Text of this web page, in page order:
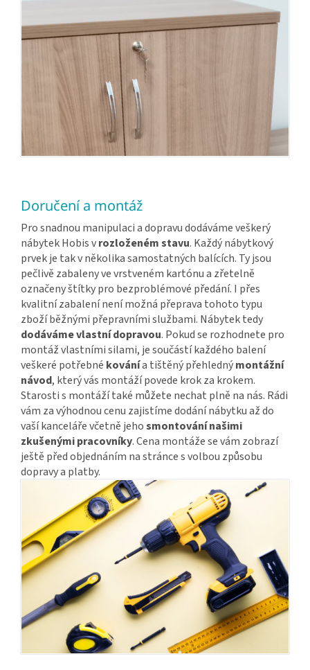
Doručení a montáž
Pro snadnou manipulaci a dopravu dodáváme veškerý
nábytek Hobis vrozloženém stavu. Každý nábytkový
prvek je tak v několika samostatných balících. Ty jsou
pečlivě zabaleny ve vrstveném kartónu a zřetelně
označeny štítky pro bezproblémové předání. I přes
kvalitní zabalení není možná přeprava tohoto typu
zboží běžnými přepravními službami. Nábytek tedy
dodáváme vlastní dopravou. Pokud se rozhodnete pro
montáž vlastními silami, je součástí každého balení
veškeré potřebné kovánía tištěný přehlednýmontážní
návod, který vás montáží povede krok za krokem.
Starosti s montáží také můžete nechat plně na nás. Rádi
vám za výhodnou cenu zajistíme dodání nábytku až do
vaší kanceláře včetně jehosmontování našimi
zkušenými pracovníky. Cena montáže se vám zobrazí
ještě před objednáním na stránce s volbou způsobu
dopravy a platby.